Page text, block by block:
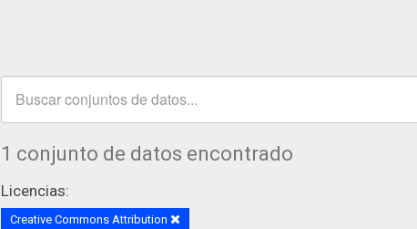
1 conjunto de datos encontrado
Licencias:
Creative Commons Attribution